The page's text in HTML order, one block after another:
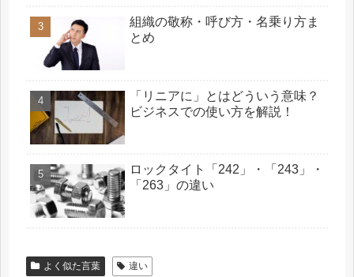
組織の敬称・呼び方・名乗り方ま
とめ
「リニアに」とはどういう意味？
ビジネスでの使い方を解説！
ロックタイト「242」・「243」・
「263」の違い
よく似た言葉 違い